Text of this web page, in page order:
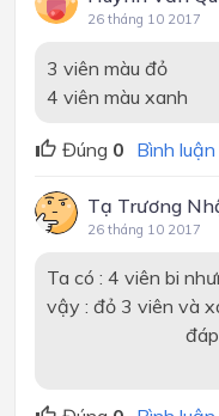
26 tháng 10 2017
3 viên màu đỏ
4 viên màu xanh
Đúng 0 Bình luận
Tạ Trương
26 tháng 10 2017
Ta có : 4 viên bi
vậy : đỏ 3 viên và
đáp số :
1